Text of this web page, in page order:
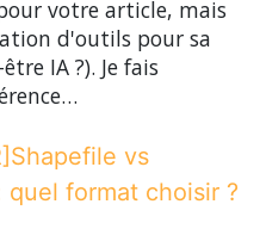
votre article, mais
d'outils pour sa
IA ?). Je fais
vs
quel format choisir ?